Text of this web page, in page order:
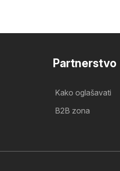
Partnerstvo
Kako oglašavati
B2B zona